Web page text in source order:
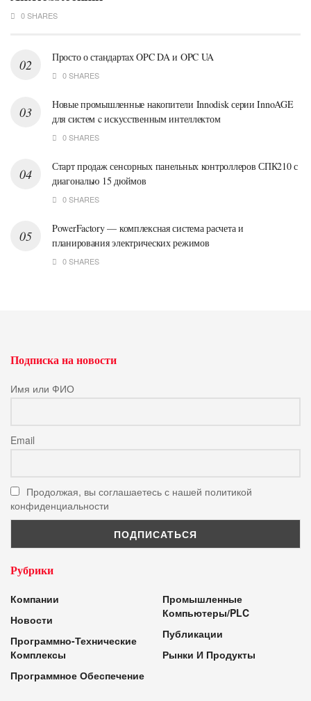
0 SHARES
Просто о стандартах OPC DA и OPC UA
0 SHARES
Новые промышленные накопители Innodisk серии InnoAGE
для систем c искусственным интеллектом
0 SHARES
Старт продаж сенсорных панельных контроллеров СПК210 с
диагональю 15 дюймов
0 SHARES
PowerFactory — комплексная система расчета и
планирования электрических режимов
0 SHARES
Подписка на новости
Имя или ФИО
Email
Продолжая, вы соглашаетесь с нашей политикой
конфиденциальности
Рубрики
Компании
Новости
Программно-Технические
Комплексы
Программное Обеспечение
Промышленные
Компьютеры/PLC
Публикации
Рынки И Продукты